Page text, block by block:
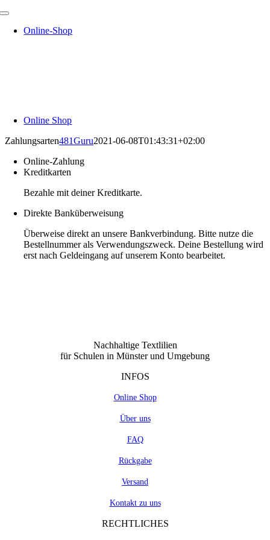
Zum
springen
Toggle
NavigationOnline-Shop
Online Shop
Zahlungsarten481Guru2021-06-08T01:43:31+02:00
Online-Zahlung
Kreditkarten
Bezahle mit deiner Kreditkarte.
Direkte Banküberweisung
Überweise direkt an unsere Bankverbindung. Bitte nutze die
Bestellnummer als Verwendungszweck. Deine Bestellung wird
erst nach Geldeingang auf unserem Konto bearbeitet.
Nachhaltige Textlilien
für Schulen in Münster und Umgebung
INFOS
Online Shop
Über uns
FAQ
Rückgabe
Versand
Kontakt zu uns
RECHTLICHES